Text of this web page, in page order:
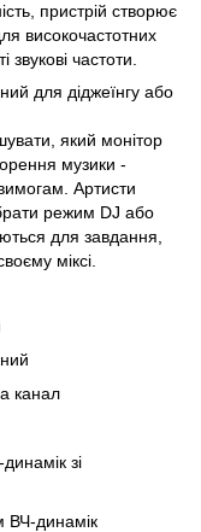
пристрій створює
високочастотних
частоти.
для діджеїнгу або
який монітор
музики -
Артисти
режим DJ або
для завдання,
міксі.
канал
зі
ВЧ-динамік